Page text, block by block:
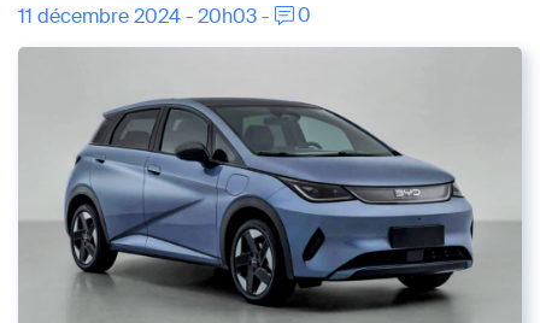
Écologie
11 décembre 2024 - 20h03 - 0